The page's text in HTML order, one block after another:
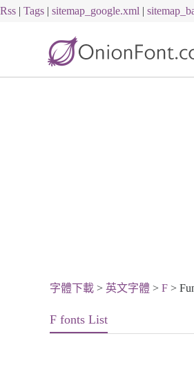
Rss | Tags | sitemap_google.xml |
字體下載 > 英文字體 > F >
F fonts List